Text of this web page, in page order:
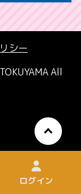
シー
All
ログイン